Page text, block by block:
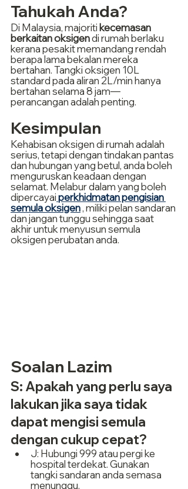
Tahukah Anda?
Di Malaysia, majoriti kecemasan
berkaitan oksigen di rumah berlaku
kerana pesakit memandang rendah
berapa lama bekalan mereka
bertahan. Tangki oksigen 10L
standard pada aliran 2L/min hanya
bertahan selama 8 jam—
perancangan adalah penting.
Kesimpulan
Kehabisan oksigen di rumah adalah
serius, tetapi dengan tindakan pantas
dan hubungan yang betul, anda boleh
menguruskan keadaan dengan
selamat. Melabur dalam yang boleh
dipercayaiperkhidmatan pengisian
semula oksigen , miliki pelan sandaran
dan jangan tunggu sehingga saat
akhir untuk menyusun semula
oksigen perubatan anda.
Soalan Lazim
S: Apakah yang perlu saya
lakukan jika saya tidak
dapat mengisi semula
dengan cukup cepat?
J: Hubungi 999 atau pergi ke
hospital terdekat. Gunakan
tangki sandaran anda semasa
menunggu.